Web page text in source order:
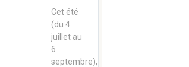
Cet été
(du 4
juillet au
6
septembre),